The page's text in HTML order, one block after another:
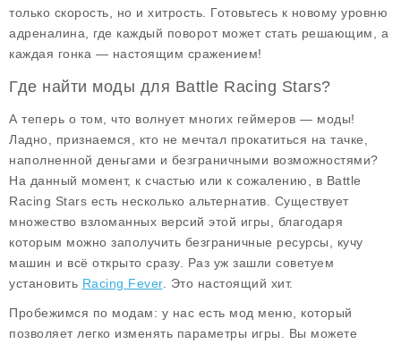
только скорость, но и хитрость. Готовьтесь к новому уровню
адреналина, где каждый поворот может стать решающим, а
каждая гонка — настоящим сражением!
Где найти моды для Battle Racing Stars?
А теперь о том, что волнует многих геймеров — моды!
Ладно, признаемся, кто не мечтал прокатиться на тачке,
наполненной деньгами и безграничными возможностями?
На данный момент, к счастью или к сожалению, в Battle
Racing Stars есть несколько альтернатив. Существует
множество взломанных версий этой игры, благодаря
которым можно заполучить безграничные ресурсы, кучу
машин и всё открыто сразу. Раз уж зашли советуем
установить Racing Fever. Это настоящий хит.
Пробежимся по модам: у нас есть мод меню, который
позволяет легко изменять параметры игры. Вы можете